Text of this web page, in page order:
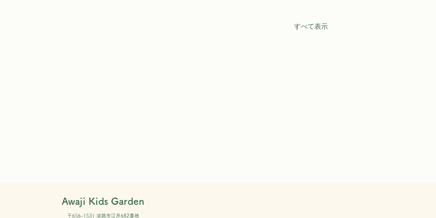
すべて表示
Awaji Kids Garden
〒656-1531 淡路市江井682番地